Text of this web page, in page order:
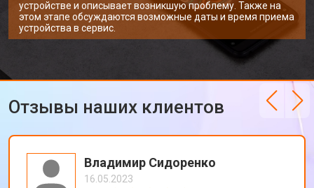
устройстве и описывает возникшую проблему. Также на
этом этапе обсуждаются возможные даты и время приема
устройства в сервис.
Отзывы наших клиентов
Владимир Сидоренко
16.05.2023